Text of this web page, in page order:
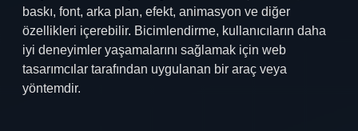
baskı, font, arka plan, efekt, animasyon ve diğer
özellikleri içerebilir. Bicimlendirme, kullanıcıların daha
iyi deneyimler yaşamalarını sağlamak için web
tasarımcılar tarafından uygulanan bir araç veya
yöntemdir.